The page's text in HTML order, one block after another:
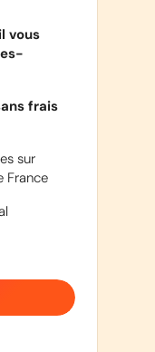
vous
frais
sur
France